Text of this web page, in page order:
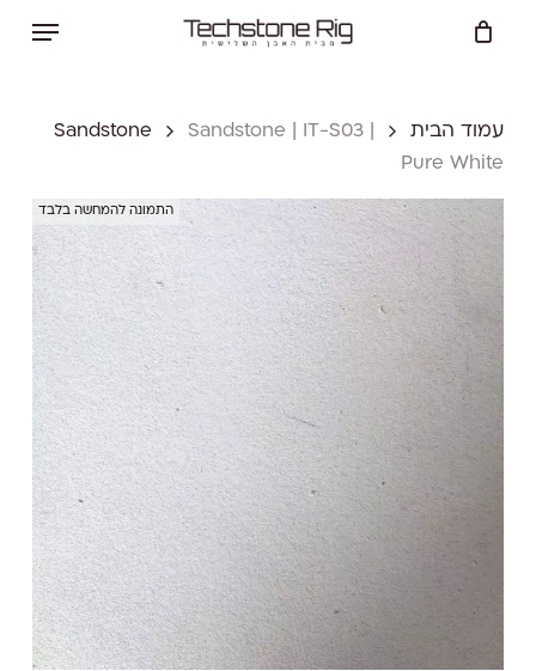
עמוד הבית Sandstone
Sandstone | IT-S03 |
Pure White
התמונה להמחשה בלבד